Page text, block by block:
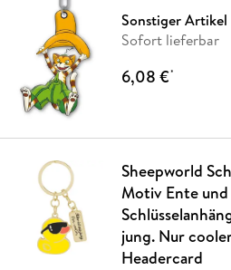
Sonstiger Artikel
Sofort lieferbar
6,08 €*
Sheepworld
Motiv Ente
jung. Nur
Headercard